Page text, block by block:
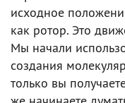
исходное
как ротор. Это
Мы начали
создания
только вы